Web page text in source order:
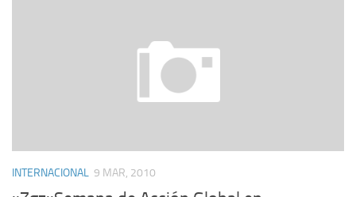
INTERNACIONAL 9 MAR, 2010